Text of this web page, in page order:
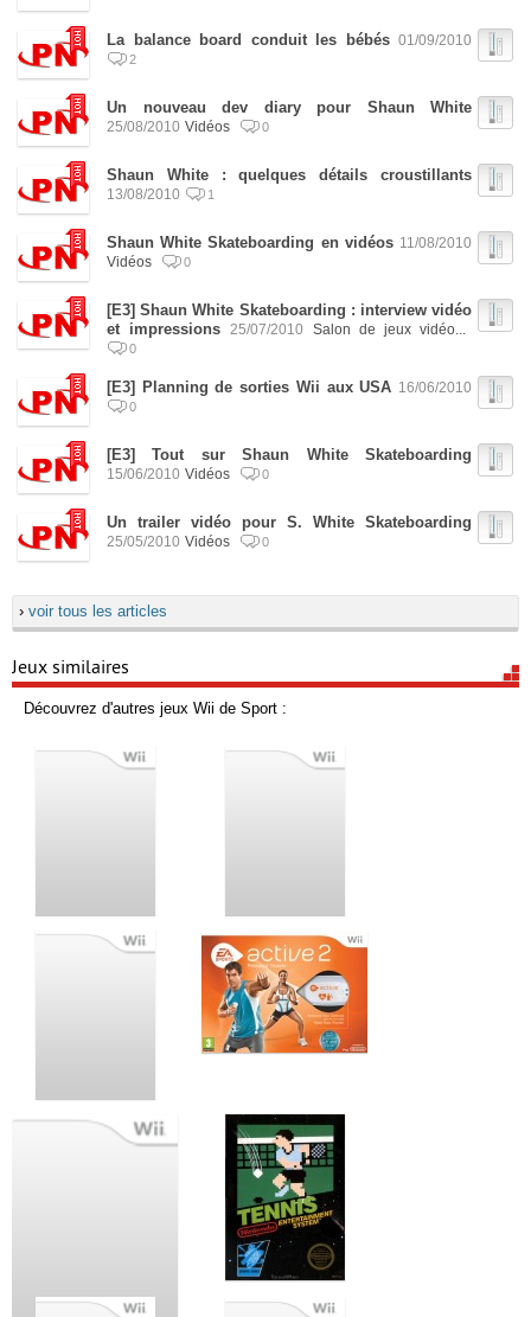
La balance board conduit les bébés 01/09/2010
2
Un nouveau dev diary pour Shaun White
25/08/2010 Vidéos 0
Shaun White : quelques détails croustillants
13/08/2010 1
Shaun White Skateboarding en vidéos 11/08/2010
Vidéos
0
[E3] Shaun White Skateboarding : interview vidéo
et impressions
25/07/2010 Salon de jeux vidéo...
0
[E3] Planning de sorties Wii aux USA 16/06/2010
0
[E3] Tout sur Shaun White Skateboarding
15/06/2010 Vidéos 0
Un trailer vidéo pour S. White Skateboarding
25/05/2010 Vidéos 0
› voir tous les articles
Jeux similaires
Découvrez d'autres jeux Wii de Sport :